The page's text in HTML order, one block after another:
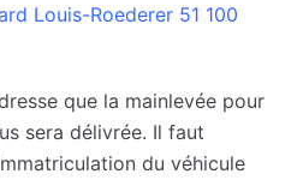
Louis-Roederer 51 100
que la mainlevée pour
sera délivrée. Il faut
du véhicule